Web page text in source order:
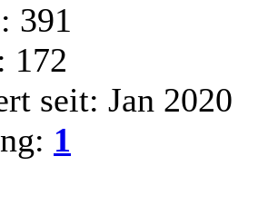
391
172
seit: Jan 2020
1